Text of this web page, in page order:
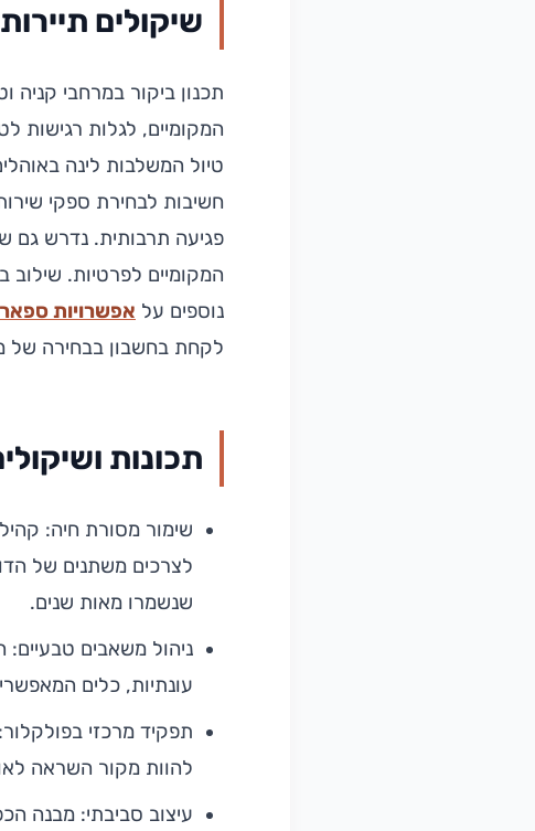
שיקולים
תכנון ביקור במרחבי קניה
המקומיים, לגלות רגישות
טיול המשלבות לינה
חשיבות לבחירת ספקי
פגיעה תרבותית. נדרש גם
המקומיים לפרטיות.
נוספים על אפשרויות
לקחת בחשבון בבחירה של
תכונות
שימור מסורת חיה:
לצרכים משתנים של
שנשמרו מאות שנים.
ניהול משאבים טבעיים:
עונתיות, כלים
תפקיד מרכזי
להוות מקור השראה
עיצוב סביבתי: מבנה